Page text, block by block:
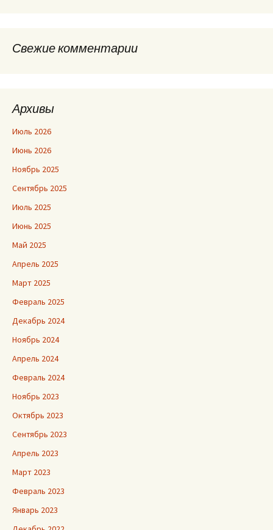
Свежие комментарии
Архивы
Июль 2026
Июнь 2026
Ноябрь 2025
Сентябрь 2025
Июль 2025
Июнь 2025
Май 2025
Апрель 2025
Март 2025
Февраль 2025
Декабрь 2024
Ноябрь 2024
Апрель 2024
Февраль 2024
Ноябрь 2023
Октябрь 2023
Сентябрь 2023
Апрель 2023
Март 2023
Февраль 2023
Январь 2023